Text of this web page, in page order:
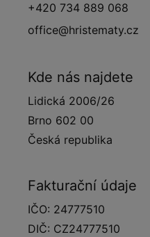
+420 734 889 068
office@hristematy.cz
Kde nás najdete
Lidická 2006/26
Brno 602 00
Česká republika
Fakturační údaje
IČO: 24777510
DIČ: CZ24777510